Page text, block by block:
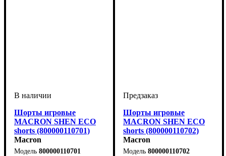
Шорты игровые
MACRON SHEN ECO
shorts (800000110701)
Macron
800000110701
Шорты игровые
MACRON SHEN ECO
shorts (800000110702)
Macron
800000110702